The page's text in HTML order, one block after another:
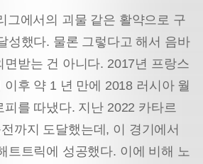
그에서의 괴물 같은 활약으로 구
성했다. 물론 그렇다고 해서 음바
받는 건 아니다. 2017년 프랑스
후 약 1 년 만에 2018 러시아 월
피를 따냈다. 지난 2022 카타르
까지 도달했는데, 이 경기에서
트트릭에 성공했다. 이에 비해 노